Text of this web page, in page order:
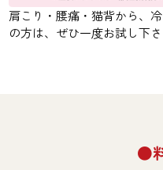
肩こり・腰痛・猫背から、
の方は、ぜひ一度お試し下さ